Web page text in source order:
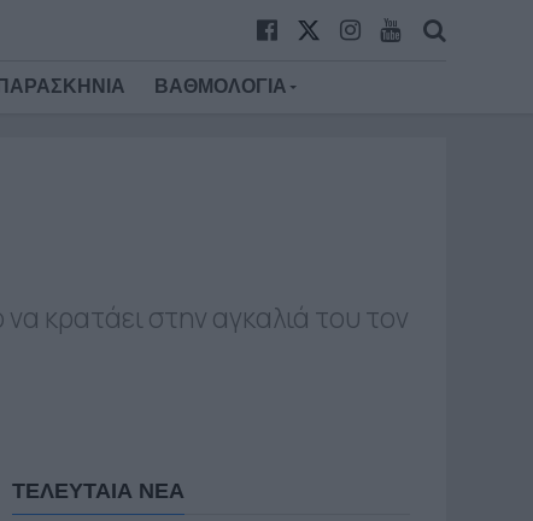
ΠΑΡΑΣΚΗΝΙΑ ΒΑΘΜΟΛΟΓΙΑ
κρατάει στην αγκαλιά του τον
ΤΕΛΕΥΤΑΙΑ ΝΕΑ